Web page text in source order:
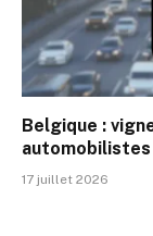
Belgique :
automobilistes
17 juillet 2026